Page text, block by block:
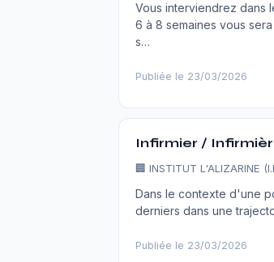
Vous interviendrez dans
6 à 8 semaines vous
s…
Publiée le 23/03/2026
Infirmier /
🏢 INSTITUT L'ALIZARINE
Dans le contexte d'une
derniers dans une
Publiée le 23/03/2026